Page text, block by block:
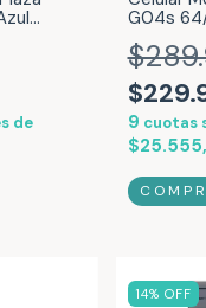
de
G04s
9 cuotas
14% OFF